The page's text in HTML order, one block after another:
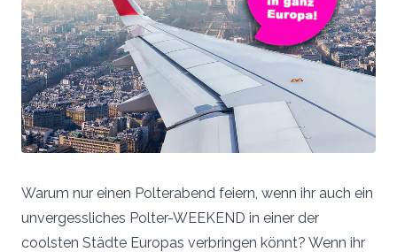
Warum nur einen Polterabend feiern, wenn ihr auch ein
unvergessliches Polter-WEEKEND in einer der
coolsten Städte Europas verbringen könnt? Wenn ihr